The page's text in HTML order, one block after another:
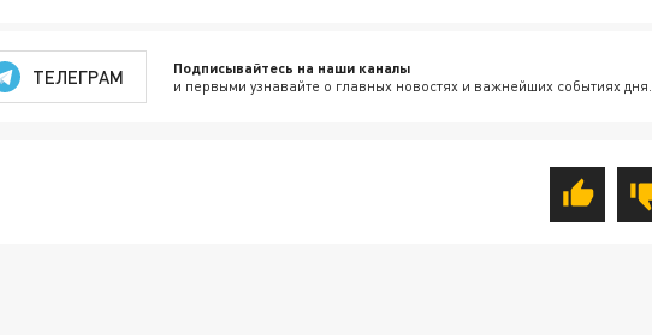
ТЕЛЕГРАМ Подписывайтесь на наши каналы
и первыми узнавайте о главных новостях и важнейших событиях дня.